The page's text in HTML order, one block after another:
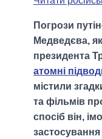
Погрози
Медведєва,
президента
атомні
містили
та фільмів
спосіб він,